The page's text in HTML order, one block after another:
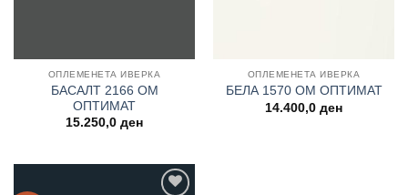
ОПЛЕМЕНЕТА ИВЕРКА
БАСАЛТ 2166 OM
ОПТИМАТ
15.250,0 ден
ОПЛЕМЕНЕТА ИВЕРКА
БЕЛА 1570 OM ОПТИМАТ
14.400,0 ден